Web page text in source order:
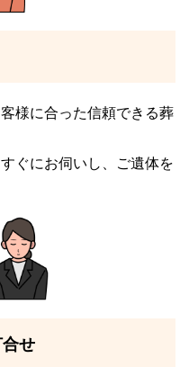
の火葬場について
影響を与えるものや爆
られません。
装着されている場合は
葬にも対応可能です。
様に合った信頼できる葬
ぐにお伺いし、ご遺体を
せ